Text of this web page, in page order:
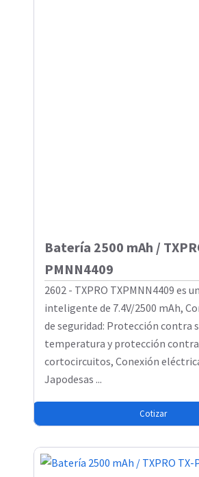
Batería 2500 mAh /
PMNN4409
2602 - TXPRO TXPMNN4409 es
inteligente de 7.4V/2500 mAh,
de seguridad: Protección contra
temperatura y protección contra
cortocircuitos, Conexión
Japodesas ...
Cotizar